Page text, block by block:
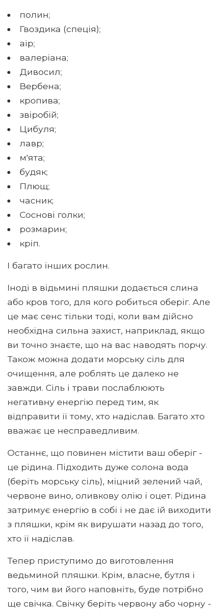
полин;
Гвоздика (спеція);
аїр;
валеріана;
Дивосил;
Вербена;
кропива;
звіробій;
Цибуля;
лавр;
м'ята;
будяк;
Плющ;
часник;
Соснові голки;
розмарин;
кріп.
І багато інших рослин.
Іноді в відьмині пляшки додається слина
або кров того, для кого робиться оберіг. Але
це має сенс тільки тоді, коли вам дійсно
необхідна сильна захист, наприклад, якщо
ви точно знаєте, що на вас наводять порчу.
Також можна додати морську сіль для
очищення, але роблять це далеко не
завжди. Сіль і трави послаблюють
негативну енергію перед тим, як
відправити її тому, хто надіслав. Багато хто
вважає це несправедливим.
Останнє, що повинен містити ваш оберіг -
це рідина. Підходить дуже солона вода
(беріть морську сіль), міцний зелений чай,
червоне вино, оливкову олію і оцет. Рідина
затримує енергію в собі і не дає їй виходити
з пляшки, крім як вирушати назад до того,
хто її надіслав.
Тепер приступимо до виготовлення
ведьминой пляшки. Крім, власне, бутля і
того, чим ви його наповніть, буде потрібно
ще свічка. Свічку беріть червону або чорну -